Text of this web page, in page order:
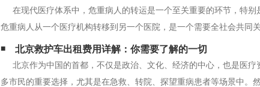
专业培训的医护人员，具有丰富的医疗知识和
在现代医疗体系中，危重病人的转运是一个至关重要的环节，特
危重病人从一个医疗机构转移到另一个医院，是一个需要全社会共同
程、面临的挑战、现有的解决方案以及未来的发展方向，以期为读
些病情危急，随时可能发生生命危
北京救护车出租费用详解：你需要了解的一切
北京作为中国的首都，不仅是政治、文化、经济的中心，也是医
多市民的重要选择，尤其是在急救、转院、探望重病患者等场景中。